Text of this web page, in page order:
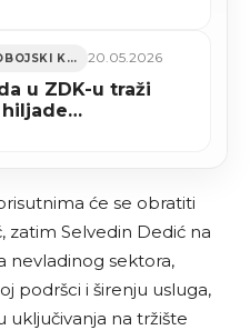
ZENIČKO-DOBOJSKI KANTON 20.05.2026
u ZDK-u traži
će se obratiti
Selvedin Dedić na
nevladinog sektora,
podršci i širenju usluga,
uključivanja na tržište